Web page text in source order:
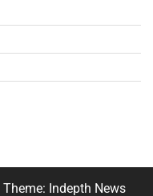
Theme: Indepth News